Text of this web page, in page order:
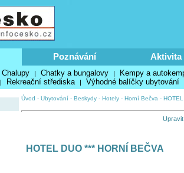
Poznávání Aktivita
Chalupy | Chatky a bungalovy | Kempy a
| Rekreační střediska | Výhodné balíčky ubytování
Úvod - Ubytování - Beskydy - Hotely - Horní Bečva -
HOTEL DUO *** HORNÍ BEČVA